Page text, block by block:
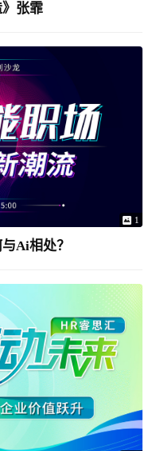
》张霏
1
Ai相处？